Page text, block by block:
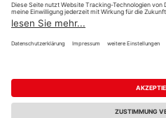
Newsletter
Impressum AGB
Reservierungsbedingungen